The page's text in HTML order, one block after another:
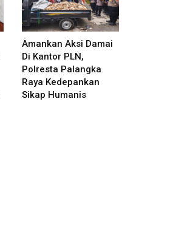
Amankan Aksi Damai
Di Kantor PLN,
Polresta Palangka
Raya Kedepankan
Sikap Humanis